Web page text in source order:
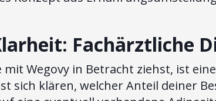
Fachärztliche
mit Wegovy in Betracht ziehst, ist
sich klären, welcher Anteil deiner